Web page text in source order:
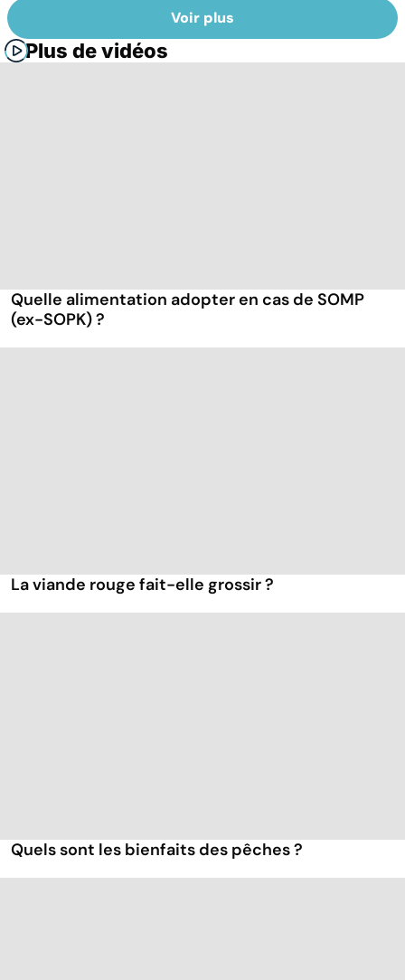
Voir plus
Plus de vidéos
Quelle alimentation adopter en cas de SOMP
(ex-SOPK) ?
La viande rouge fait-elle grossir ?
Quels sont les bienfaits des pêches ?